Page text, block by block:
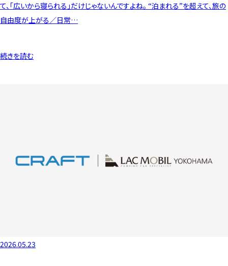
て、「広いから寝られる」だけじゃないんですよね。 “泊まれる”を超えて、旅の
自由度が上がる／日常…
続きを読む
2026.05.23